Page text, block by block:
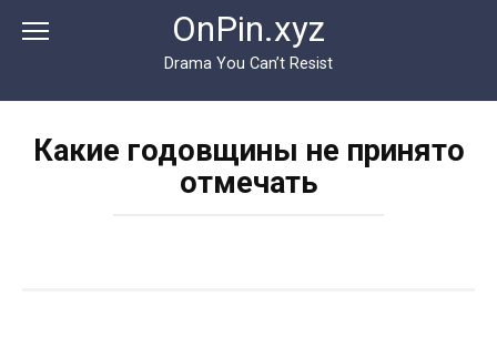
OnPin.xyz
Drama You Can’t Resist
Какие годовщины не принято
отмечать